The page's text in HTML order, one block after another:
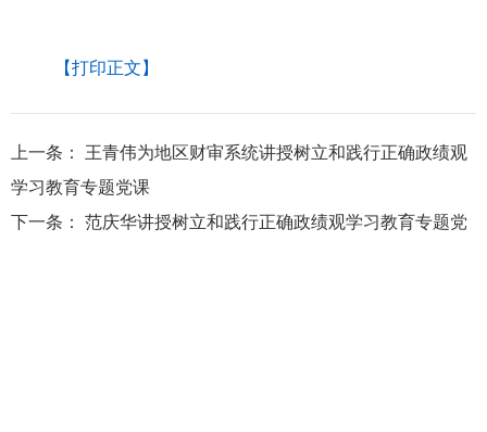
【打印正文】
上一条：
王青伟为地区财审系统讲授树立和践行正确政绩观
学习教育专题党课
下一条：
范庆华讲授树立和践行正确政绩观学习教育专题党